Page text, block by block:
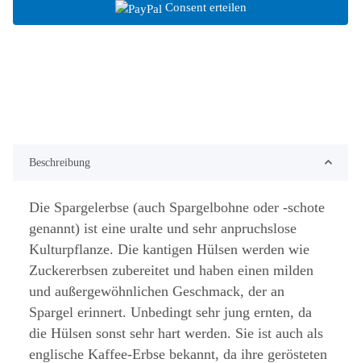
Consent erteilen
Beschreibung
Die Spargelerbse (auch Spargelbohne oder -schote
genannt) ist eine uralte und sehr anpruchslose
Kulturpflanze. Die kantigen Hülsen werden wie
Zuckererbsen zubereitet und haben einen milden
und außergewöhnlichen Geschmack, der an
Spargel erinnert. Unbedingt sehr jung ernten, da
die Hülsen sonst sehr hart werden. Sie ist auch als
englische Kaffee-Erbse bekannt, da ihre gerösteten